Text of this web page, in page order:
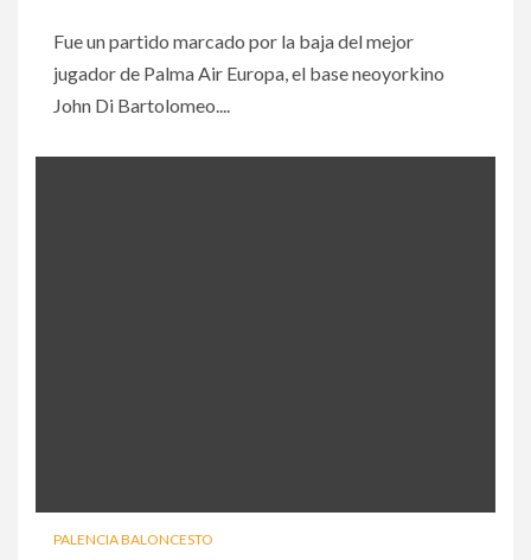
Fue un partido marcado por la baja del mejor
jugador de Palma Air Europa, el base neoyorkino
John Di Bartolomeo....
PALENCIA BALONCESTO